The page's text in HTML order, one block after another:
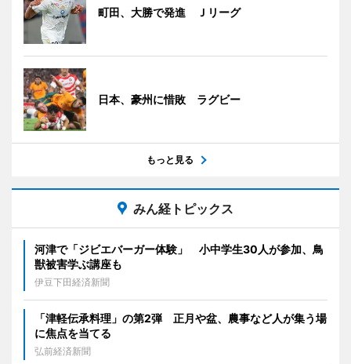
町田、大勝で発進 Ｊリーグ
日本、豪州に惜敗 ラグビー
もっと見る
みん経トピックス
河津で「ジビエバーガー体験」 小中学生30人が参加、鳥
獣被害学ぶ講座も
伊豆下田経済新聞
「津軽伝承料理」の第2弾 正月や盆、農事など人が集う場
に焦点を当てる
弘前経済新聞